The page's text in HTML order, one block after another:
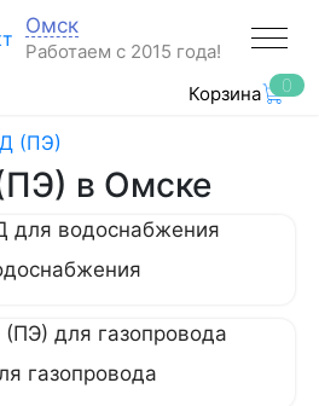
Омск
Работаем с 2015 года!
Корзина 0
(ПЭ)
в Омске
газопровода